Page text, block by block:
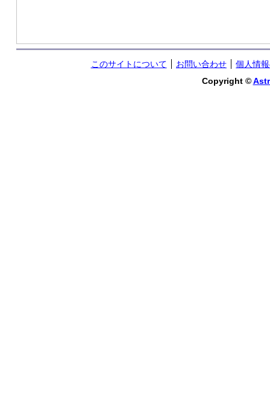
このサイトについて お問い合わせ
個人情
Copyright ©